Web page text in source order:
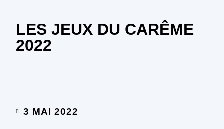
LES JEUX DU CARÊME
2022
3 MAI 2022